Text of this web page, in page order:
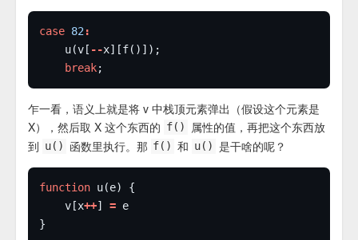
case 82 :
	u(v[
--
break
乍一看，语义上就是将 v 中栈顶元素弹出（假设这个元素是
X），然后取 X 这个东西的 f()
属性的值，再把这个东西放
到 u() 函数里执行。那 f() 和 u() 是干啥的呢？
function
	v[x
++] =